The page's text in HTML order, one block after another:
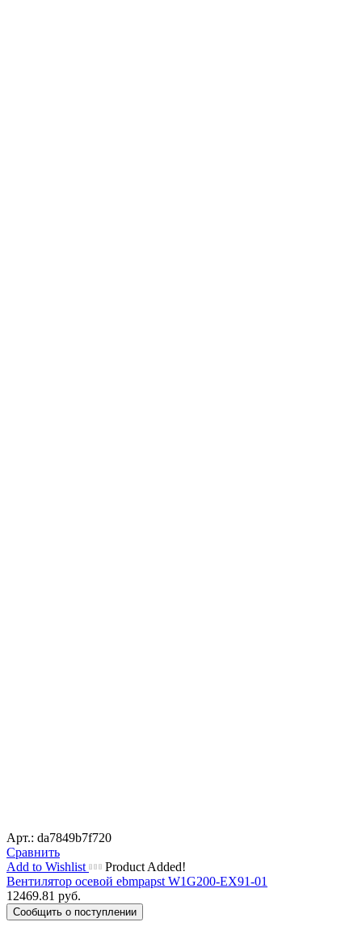
Арт.: da7849b7f720
Сравнить
Add to Wishlist
Product Added!
Вентилятор осевой ebmpapst W1G200-EX91-01
12469.81 руб.
Сообщить о поступлении